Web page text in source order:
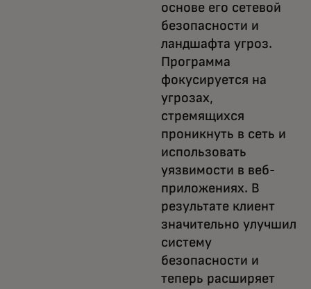
основе его сетевой
безопасности и
ландшафта угроз.
Программа
фокусируется на
угрозах,
стремящихся
проникнуть в сеть и
использовать
уязвимости в веб-
приложениях. В
результате клиент
значительно улучшил
систему
безопасности и
теперь расширяет